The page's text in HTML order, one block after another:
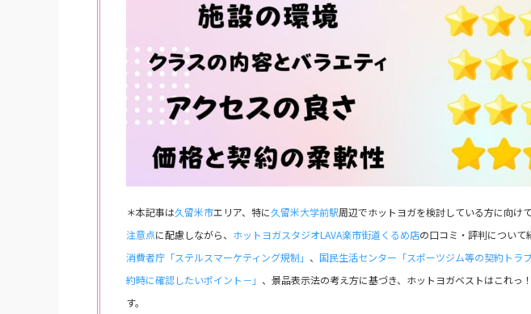
＊本記事は久留米市エリア、特に久留米大学前駅周辺でホットヨガを検討している方に向けて
注意点に配慮しながら、 ホットヨガスタジオLAVA楽市街道くるめ店の口コミ・評判について
消費者庁「ステルスマーケティング規制」 、 国民生活センター「スポーツジム等の契約トラ
約時に確認したいポイント－」 、景品表示法の考え方に基づき、ホットヨガベストはこれっ
す。